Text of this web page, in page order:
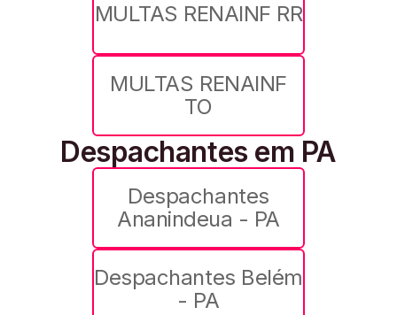
MULTAS RENAINF RR
MULTAS RENAINF
TO
Despachantes em PA
Despachantes
Ananindeua - PA
Despachantes Belém
- PA